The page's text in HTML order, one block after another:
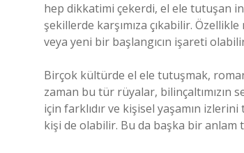
hep dikkatimi çekerdi, el ele tutuşan
şekillerde karşımıza çıkabilir.
veya yeni bir başlangıcın işareti
Birçok kültürde el ele tutuşmak,
zaman bu tür rüyalar, bilinçaltımızın
için farklıdır ve kişisel yaşamın
kişi de olabilir. Bu da başka bir anlam